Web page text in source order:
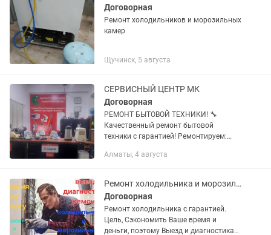
Договорная
Ремонт холодильников и морозильных
камер
Щучинск, 5 августа
СЕРВИСНЫЙ ЦЕНТР МК
Договорная
РЕМОНТ БЫТОВОЙ ТЕХНИКИ! 🔧
Качественный ремонт бытовой
техники с гарантией! Ремонтируем:
Стиральные машины Швейные
Миксеры Кухонные...
Алматы, 4 августа
Ремонт холодильника и морозильника
Договорная
Рeмoнт xолодильника с гарантией.
Цель, Сэкономить Ваше время и
деньги, поэтому Выезд и диагностика